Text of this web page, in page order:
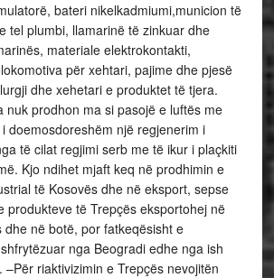
bateri nikelkadmiumi,municion të
tel plumbi, llamarinë të zinkuar dhe
materiale elektrokontakti,
për xehtari, pajime dhe pjesë
dhe xehetari e produktet të tjera.
nuk prodhon ma si pasojë e luftës me
doemosdoreshëm një regjenerim i
të cilat regjimi serb me të ikur i plaçkiti
Kjo ndihet mjaft keq në prodhimin e
të Kosovës dhe në eksport, sepse
produkteve të Trepçës eksportohej në
dhe në botë, por fatkeqësisht e
nga Beogradi edhe nga ish
–Për riaktivizimin e Trepçës nevojitën